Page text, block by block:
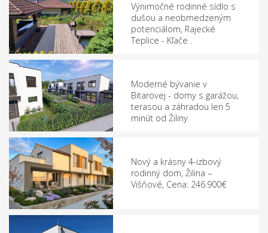
Výnimočné rodinné sídlo s
dušou a neobmedzeným
potenciálom, Rajecké
Teplice - Kľače .
Moderné bývanie v
Bitarovej - domy s garážou,
terasou a záhradou len 5
minút od Žiliny
Nový a krásny 4-izbový
rodinný dom, Žilina –
Višňové, Cena: 246.900€